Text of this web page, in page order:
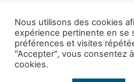
un avenir
Mentions légales-Politique
Publications
Nous utilisons des cookies
expérience pertinente en se
préférences et visites
"Accepter", vous consentez
cookies.